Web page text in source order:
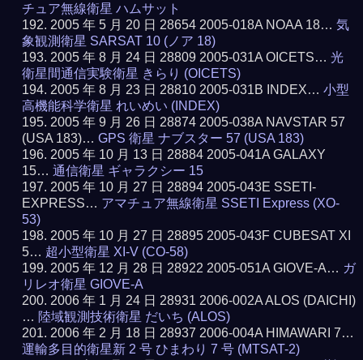
チュア無線衛星 ハムサット
2005 年 5 月 20 日 28654 2005-018A NOAA 18…気
象観測衛星 SARSAT 10 (ノア 18)
2005 年 8 月 24 日 28809 2005-031A OICETS…光
衛星間通信実験衛星 きらり (OICETS)
2005 年 8 月 23 日 28810 2005-031B INDEX…小型
高機能科学衛星 れいめい (INDEX)
2005 年 9 月 26 日 28874 2005-038A NAVSTAR 57
(USA 183)…GPS 衛星 ナブスター 57 (USA 183)
2005 年 10 月 13 日 28884 2005-041A GALAXY
15…通信衛星 ギャラクシー 15
2005 年 10 月 27 日 28894 2005-043E SSETI-
EXPRESS… アマチュア無線衛星 SSETI Express (XO-
53)
2005 年 10 月 27 日 28895 2005-043F CUBESAT XI
5… 超小型衛星 XI-V (CO-58)
2005 年 12 月 28 日 28922 2005-051A GIOVE-A… ガ
リレオ衛星 GIOVE-A
2006 年 1 月 24 日 28931 2006-002A ALOS (DAICHI)
… 陸域観測技術衛星 だいち (ALOS)
2006 年 2 月 18 日 28937 2006-004A HIMAWARI 7…
運輸多目的衛星新 2 号 ひまわり 7 号 (MTSAT-2)